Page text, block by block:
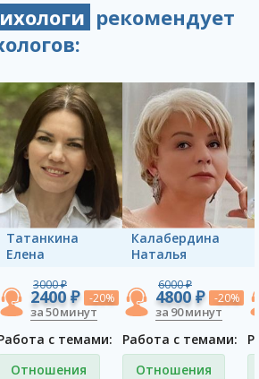
рекомендует
Татанкина
Елена
3000 ₽
2400 ₽ -20%
за 50 минут
с темами:
Отношения
Калабердина
Наталья
6000 ₽
4800 ₽ -20%
за 90 минут
Работа с темами:
Отношения